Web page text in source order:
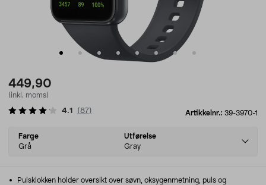
449,90
(inkl. moms)
Artikkelnr.: 39-3970-1
4.1 (87)
Select
variant
Farge
Grå
Utførelse
Gray
Pulsklokken holder oversikt over søvn, oksygenmetning, puls og